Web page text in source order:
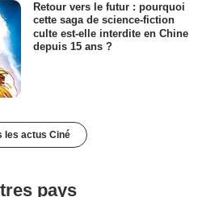
Retour vers le futur : pourquoi
cette saga de science-fiction
culte est-elle interdite en Chine
depuis 15 ans ?
les actus Ciné
pays